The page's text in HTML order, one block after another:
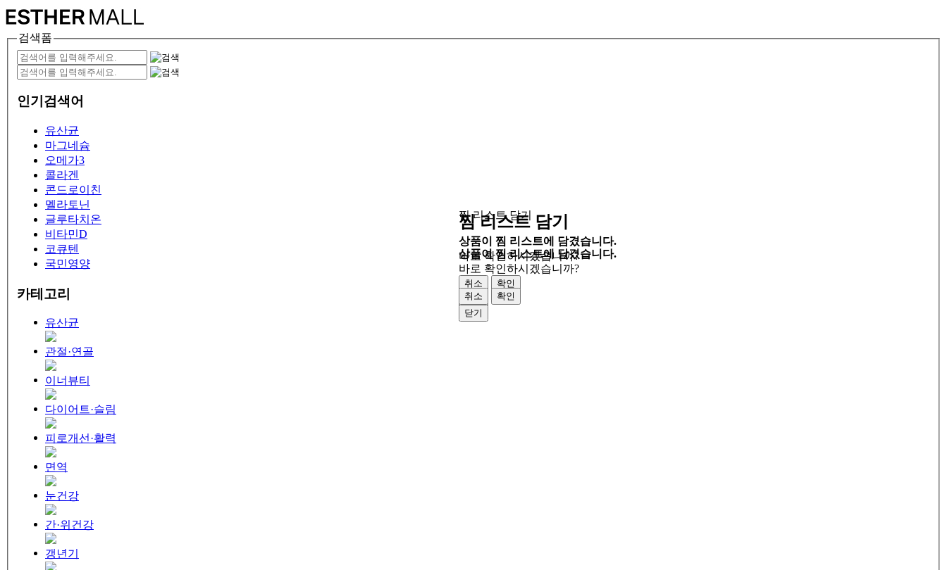
검색폼
인기검색어
유산균
마그네슘
오메가3
콜라겐
콘드로이친
멜라토닌
글루타치온
비타민D
코큐텐
국민영양
카테고리
유산균
관절·연골
이너뷰티
다이어트·슬림
피로개선·활력
면역
눈건강
간·위건강
갱년기
찜 리스트 담기
상품이 찜 리스트에 담겼습니다.
바로 확인하시겠습니까?
취소
확인
닫기
찜 리스트 담기
상품이 찜 리스트에 담겼습니다.
바로 확인하시겠습니까?
취소
확인
닫기